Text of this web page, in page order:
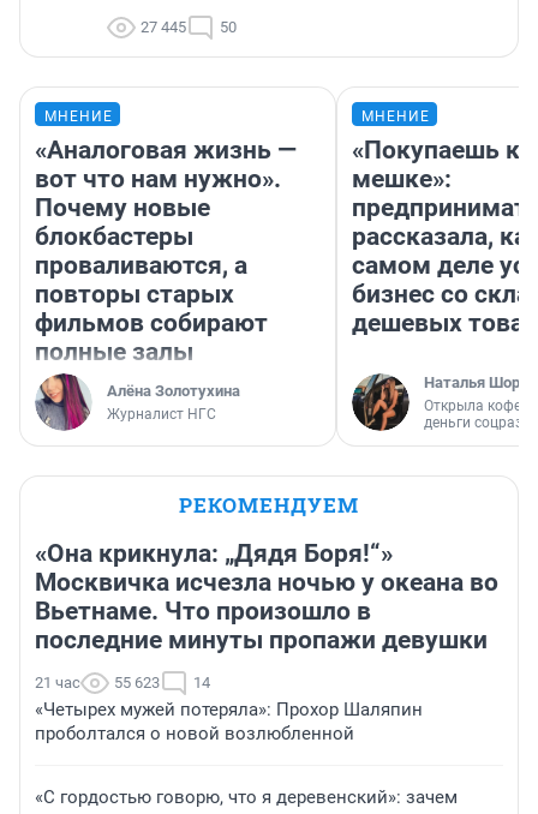
27 445 50
МНЕНИЕ
«Аналоговая жизнь —
вот что нам нужно».
Почему новые
блокбастеры
проваливаются, а
повторы старых
фильмов собирают
полные залы
Алёна Золотухина
Журналист НГС
МНЕНИЕ
«Покупаешь
мешке»:
рассказала,
самом деле
бизнес со
дешевых
Наталья
Открыла
деньги
РЕКОМЕНДУЕМ
«Она крикнула: „Дядя Боря!“»
Москвичка исчезла ночью у океана во
Вьетнаме. Что произошло в
последние минуты пропажи девушки
21 час 55 623 14
«Четырех мужей потеряла»: Прохор Шаляпин
проболтался о новой возлюбленной
«С гордостью говорю, что я деревенский»: зачем